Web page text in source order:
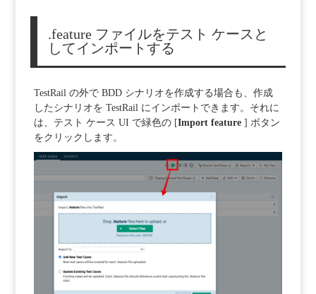
.feature ファイルをテスト ケースと
してインポートする
TestRail の外で BDD シナリオを作成する場合も、作成
したシナリオを TestRail にインポートできます。それに
は、テスト ケース UI で緑色の [Import feature ] ボタン
をクリックします。